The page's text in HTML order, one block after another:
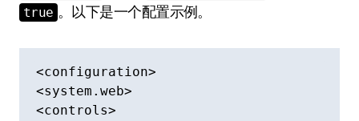
true 。以下是一个配置示例。
<configuration>
<system.web>
<controls>